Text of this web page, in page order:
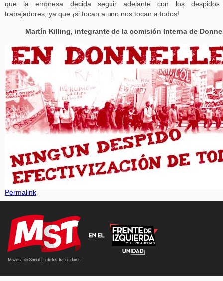
que la empresa decida seguir adelante con los
trabajadores, ya que ¡si tocan a uno nos tocan a todos!
Martín Killing, integrante de la comisión Interna de
Permalink